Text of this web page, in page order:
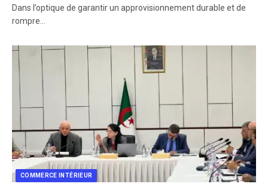
Dans l’optique de garantir un approvisionnement durable et de
rompre…
COMMERCE INTÉRIEUR